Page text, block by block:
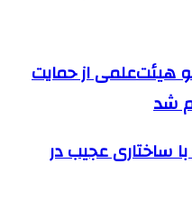
از حمایت
شد
ساختاری عجیب در